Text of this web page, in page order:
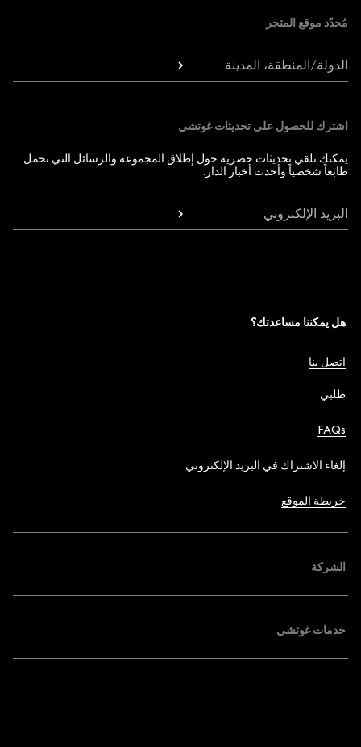
مُحدّد موقع المتجر
الدولة/المنطقة، المدينة
اشترك للحصول على تحديثات غوتشي
يمكنك تلقي تحديثات حصرية حول إطلاق المجموعة والرسائل التي تحمل
طابعاً شخصياً وأحدث أخبار الدار.
البريد الإلكتروني
هل يمكننا مساعدتك؟
اتصل بنا
طلبي
FAQs
إلغاء الاشتراك في البريد الإلكتروني
خريطة الموقع
الشركة
خدمات غوتشي